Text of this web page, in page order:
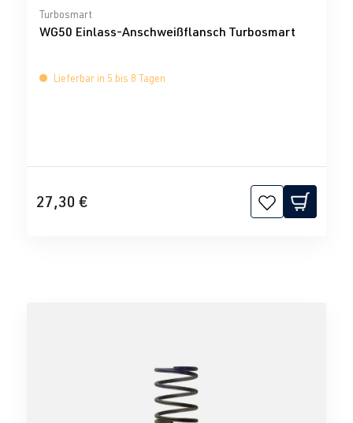
Durchschnittliche Bewertung von 0 von 5 Sternen
Turbosmart
WG50 Einlass-Anschweißflansch Turbosmart
Lieferbar in 5 bis 8 Tagen
27,30 €